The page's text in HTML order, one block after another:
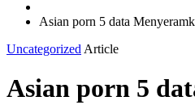
Asian porn 5 data
Uncategorized Article
Asian porn 5